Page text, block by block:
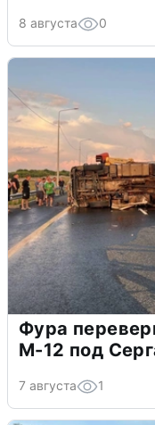
8 августа 0
Фура
М-12 под
7 августа 1